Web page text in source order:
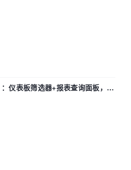
仪表板筛选器+报表查询面板，参